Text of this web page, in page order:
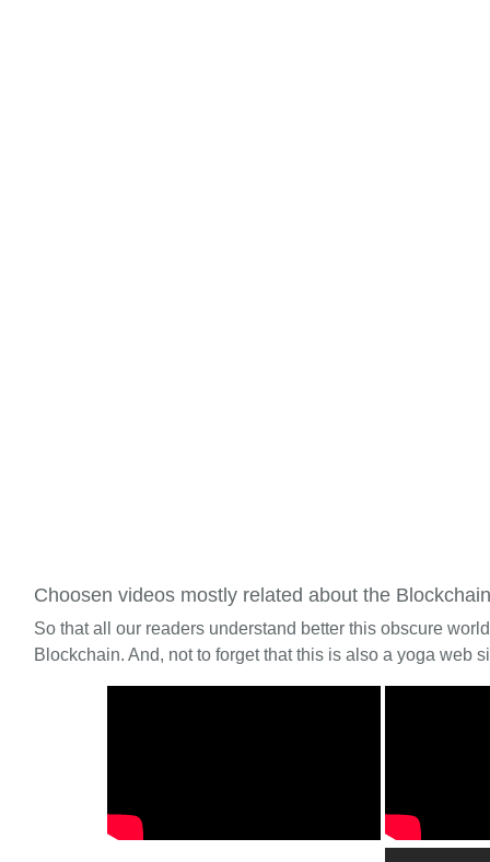
Choosen videos mostly related about the Blockchain
So that all our readers understand better this obscure
Blockchain. And, not to forget that this is also a yoga web